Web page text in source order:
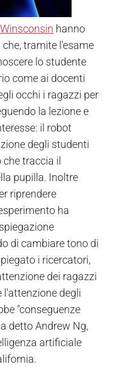
hanno
tramite l'esame
lo studente
come ai docenti
occhi i ragazzi per
la lezione e
il robot
degli studenti
traccia il
pupilla. Inoltre
riprendere
ha
di cambiare tono di
i ricercatori,
dei ragazzi
l'attenzione degli
"conseguenze
detto Andrew Ng,
artificiale